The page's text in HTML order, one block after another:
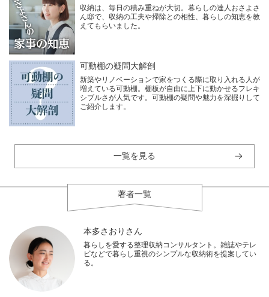
収納は、毎日の積み重ねが大切。暮らしの達人おさよさ
ん邸で、収納の工夫や掃除との相性、暮らしの知恵を教
えてもらいました。
可動棚の疑問大解剖
新築やリノベーションで家をつくる際に取り入れる人が
増えている可動棚。棚板が自由に上下に動かせるフレキ
シブルさが人気です。可動棚の疑問や魅力を深掘りして
ご紹介します。
一覧を見る
著者一覧
本多さおりさん
暮らしを愛する整理収納コンサルタント。雑誌やテレ
ビなどで暮らし重視のシンプルな収納術を提案してい
る。